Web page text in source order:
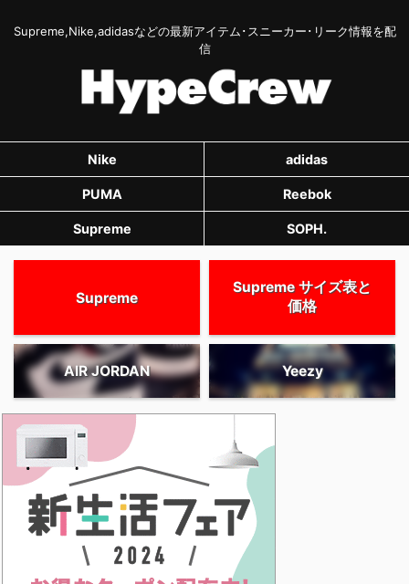
Supreme,Nike,adidasなどの最新アイテム･スニーカー･リーク情報を配
信
Nike adidas
PUMA Reebok
Supreme SOPH.
Supreme
Supreme サイズ表と
価格
AIR JORDAN Yeezy